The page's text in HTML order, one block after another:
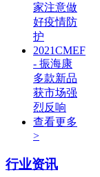
家注意做
好疫情防
护
2021CMEF
- 振海康
多款新品
获市场强
烈反响
查看更多
>
行业资讯